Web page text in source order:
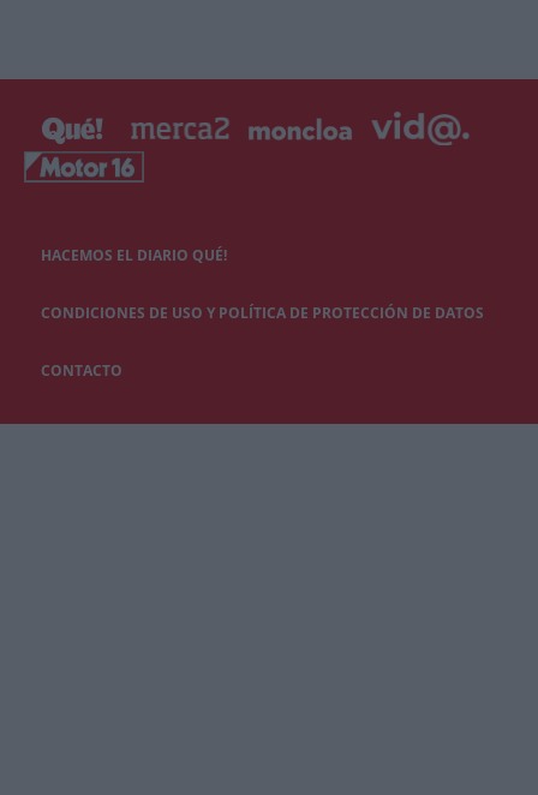
HACEMOS EL DIARIO QUÉ!
CONDICIONES DE USO Y POLÍTICA DE PROTECCIÓN DE DATOS
CONTACTO